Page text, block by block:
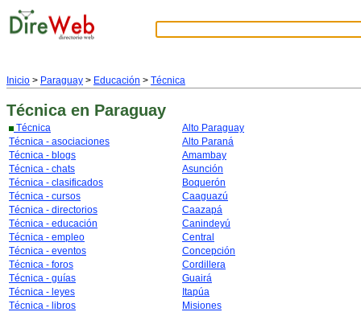
Inicio > Paraguay > Educación > Técnica
Técnica en Paraguay
Técnica
Técnica - asociaciones
Técnica - blogs
Técnica - chats
Técnica - clasificados
Técnica - cursos
Técnica - directorios
Técnica - educación
Técnica - empleo
Técnica - eventos
Técnica - foros
Técnica - guías
Técnica - leyes
Técnica - libros
Alto Paraguay
Alto Paraná
Amambay
Asunción
Boquerón
Caaguazú
Caazapá
Canindeyú
Central
Concepción
Cordillera
Guairá
Itapúa
Misiones